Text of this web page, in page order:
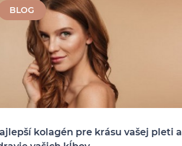
BLOG
kolagén pre krásu vašej pleti a